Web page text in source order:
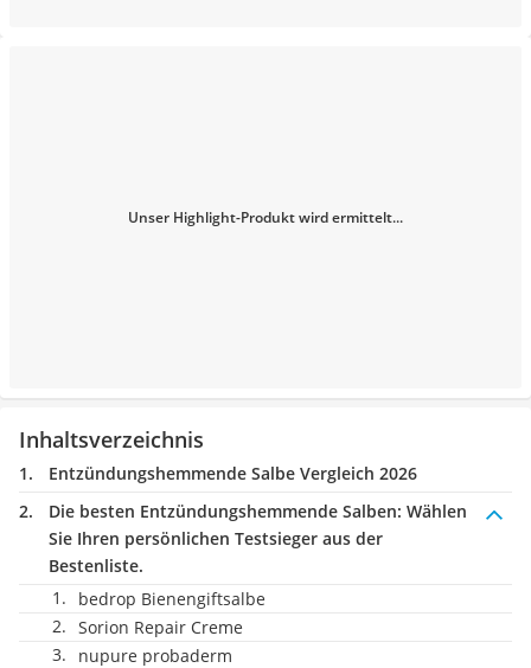
Unser Highlight-Produkt wird ermittelt...
Inhaltsverzeichnis
Entzündungshemmende Salbe Vergleich 2026
Die besten Entzündungshemmende Salben: Wählen
Sie Ihren persönlichen Testsieger aus der
Bestenliste.
bedrop Bienengiftsalbe
Sorion Repair Creme
nupure probaderm